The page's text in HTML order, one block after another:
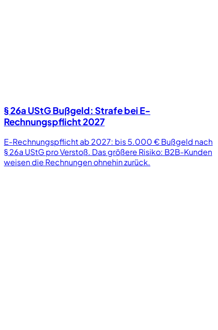
§ 26a UStG Bußgeld: Strafe bei E-
Rechnungspflicht 2027
E-Rechnungspflicht ab 2027: bis 5.000 € Bußgeld nach
§ 26a UStG pro Verstoß. Das größere Risiko: B2B-Kunden
weisen die Rechnungen ohnehin zurück.